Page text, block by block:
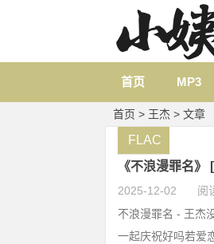
首页 MP3
首页 > 王杰 > 文章
《不浪漫罪名
2025-12-02 阅
FLAC
不浪漫罪名 - 王杰
一起庆祝好吗若爱